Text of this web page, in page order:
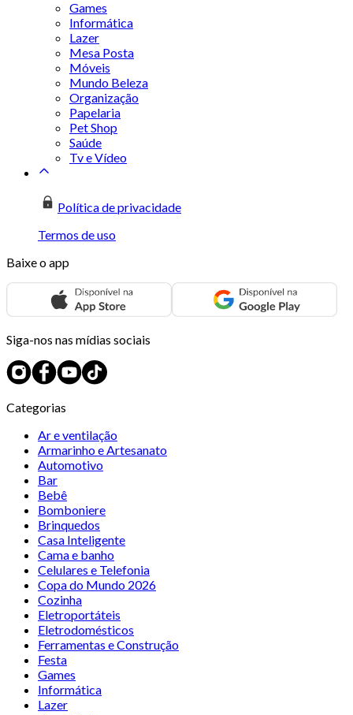
Games
Informática
Lazer
Mesa Posta
Móveis
Mundo Beleza
Organização
Papelaria
Pet Shop
Saúde
Tv e Vídeo
Política de privacidade
Termos de uso
Baixe o app
Siga-nos nas mídias sociais
Categorias
Ar e ventilação
Armarinho e Artesanato
Automotivo
Bar
Bebê
Bomboniere
Brinquedos
Casa Inteligente
Cama e banho
Celulares e Telefonia
Copa do Mundo 2026
Cozinha
Eletroportáteis
Eletrodomésticos
Ferramentas e Construção
Festa
Games
Informática
Lazer